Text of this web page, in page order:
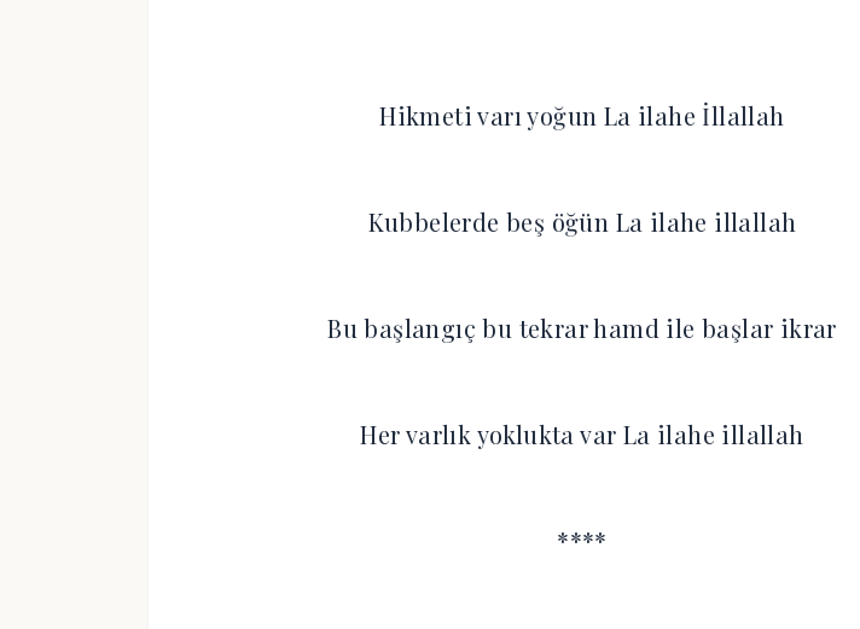
Hikmeti varı yoğun La ilahe İllallah
Kubbelerde beş öğün La ilahe illallah
Bu başlangıç bu tekrar hamd ile başlar ikrar
Her varlık yoklukta var La ilahe illallah
****